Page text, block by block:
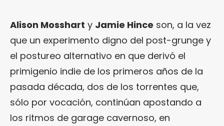
Alison Mosshart y Jamie Hince son, a la vez
que un experimento digno del post-grunge y
el postureo alternativo en que derivó el
primigenio indie de los primeros años de la
pasada década, dos de los torrentes que,
sólo por vocación, continúan apostando a
los ritmos de garage cavernoso, en